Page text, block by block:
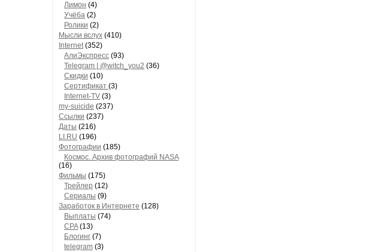
Лимон (4)
Учёба (2)
Ролики (2)
Мысли вслух (410)
Internet(352)
АлиЭкспресс (93)
Telegram | @witch_you2 (36)
Скидки (10)
Сертификат (3)
Internet-TV (3)
my-suicide (237)
Ссылки (237)
Даты (216)
LI.RU (196)
Фотографии (185)
Космос. Архив фотографий NASA
(16)
Фильмы (175)
Трейлер (12)
Сериалы (9)
Заработок в Интернете (128)
Выплаты (74)
CPA(13)
Блогинг (7)
telegram (3)